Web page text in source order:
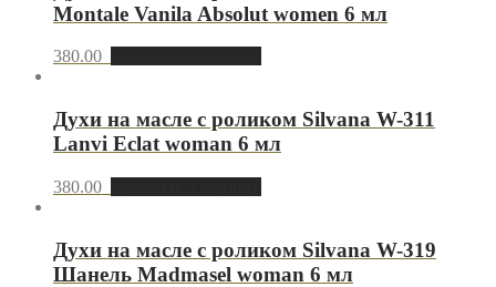
Montale Vanila Absolut women 6 мл
380.00
Духи на масле с роликом Silvana W-311
Lanvi Eclat woman 6 мл
380.00
Духи на масле с роликом Silvana W-319
Шанель Madmasel woman 6 мл